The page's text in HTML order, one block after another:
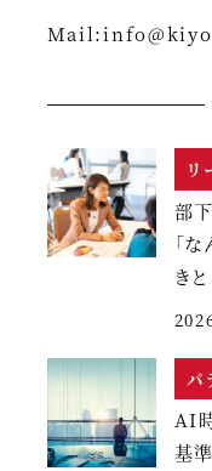
送
Mail:
リ
部
「
き
パ
AI
基